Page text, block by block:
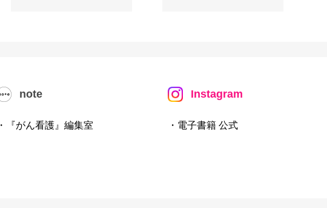
note
・『がん看護』編集室
Instagram
・電子書籍 公式